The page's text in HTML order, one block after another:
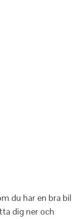
du har en bra
dig ner och